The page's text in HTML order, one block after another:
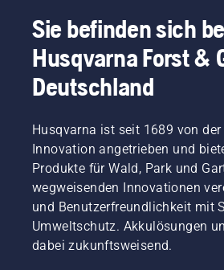
sind sie
ausgezeichnete
Botschafter
unserer
Marke,
gleichzeitig
aber
auch
unsere
anspruchsvollsten
Kunden.
Jedes
Mitglied
unseres
Sie befinden sich
Husqvarna Forst &
Deutschland
Husqvarna ist seit 1689 von
Innovation angetrieben und
Produkte für Wald, Park und
wegweisenden Innovationen
und Benutzerfreundlichkeit mit
Umweltschutz. Akkulösungen
dabei zukunftsweisend.